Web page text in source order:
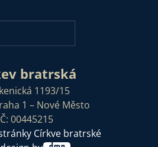
bratrská
1193/15
1 – Nové Město
00445215
Církve bratrské